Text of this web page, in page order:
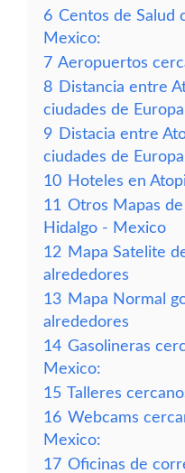
6 Centos de Salud
Mexico:
7 Aeropuertos
8 Distancia entre
ciudades de Europa
9 Distacia entre
ciudades de Europa
10 Hoteles en
11 Otros Mapas
Hidalgo - Mexico
12 Mapa Satelite
alrededores
13 Mapa Normal
alrededores
14 Gasolineras
Mexico:
15 Talleres
16 Webcams
Mexico:
17 Oficinas de